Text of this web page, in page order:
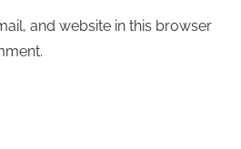
and website in this browser